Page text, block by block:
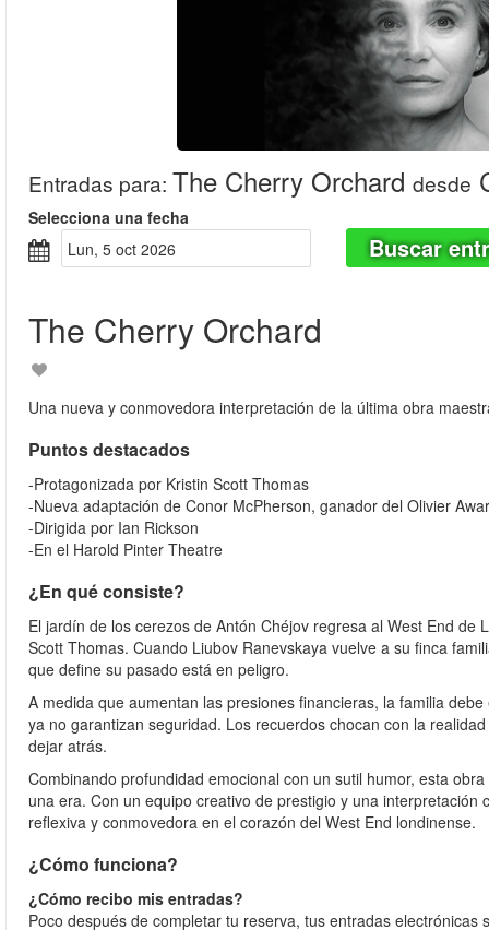
Entradas para: The Cherry Orchard desde
Selecciona una fecha
lun, 5 oct 2026
Buscar
The Cherry Orchard
Una nueva y conmovedora interpretación de la última obra
Puntos destacados
-Protagonizada por Kristin Scott Thomas
-Nueva adaptación de Conor McPherson, ganador del Olivier
-Dirigida por Ian Rickson
-En el Harold Pinter Theatre
¿En qué consiste?
El jardín de los cerezos de Antón Chéjov regresa al West End
Scott Thomas. Cuando Liubov Ranevskaya vuelve a su finca
que define su pasado está en peligro.
A medida que aumentan las presiones financieras, la familia
ya no garantizan seguridad. Los recuerdos chocan con la
dejar atrás.
Combinando profundidad emocional con un sutil humor, esta
una era. Con un equipo creativo de prestigio y una
reflexiva y conmovedora en el corazón del West End londinense.
¿Cómo funciona?
¿Cómo recibo mis entradas?
Poco después de completar tu reserva, tus entradas